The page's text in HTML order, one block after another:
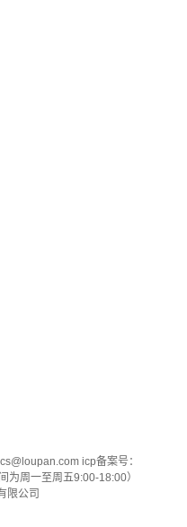
cs@loupan.com icp备案号：
周一至周五9:00-18:00）
限公司